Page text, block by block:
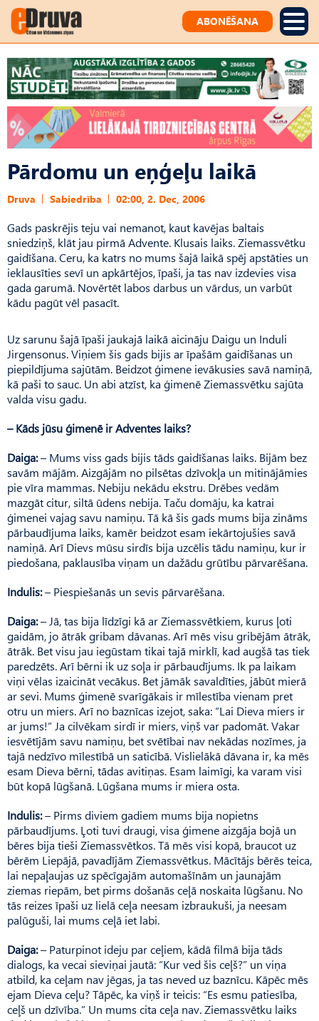
ABONĒŠANA
Pārdomu un eņģeļu laikā
Druva Sabiedrība 02:00, 2. Dec, 2006
Gads paskrējis teju vai nemanot, kaut kavējas baltais
sniedziņš, klāt jau pirmā Advente. Klusais laiks. Ziemassvētku
gaidīšana. Ceru, ka katrs no mums šajā laikā spēj apstāties un
ieklausīties sevī un apkārtējos, īpaši, ja tas nav izdevies visa
gada garumā. Novērtēt labos darbus un vārdus, un varbūt
kādu pagūt vēl pasacīt.
Uz sarunu šajā īpaši jaukajā laikā aicināju Daigu un Induli
Jirgensonus. Viņiem šis gads bijis ar īpašām gaidīšanas un
piepildījuma sajūtām. Beidzot ģimene ievākusies savā namiņā,
kā paši to sauc. Un abi atzīst, ka ģimenē Ziemassvētku sajūta
valda visu gadu.
– Kāds jūsu ģimenē ir Adventes laiks?
Daiga:– Mums viss gads bijis tāds gaidīšanas laiks. Bijām bez
savām mājām. Aizgājām no pilsētas dzīvokļa un mitinājāmies
pie vīra mammas. Nebiju nekādu ekstru. Drēbes vedām
mazgāt citur, siltā ūdens nebija. Taču domāju, ka katrai
ģimenei vajag savu namiņu. Tā kā šis gads mums bija zināms
pārbaudījuma laiks, kamēr beidzot esam iekārtojušies savā
namiņā. Arī Dievs mūsu sirdīs bija uzcēlis tādu namiņu, kur ir
piedošana, paklausība viņam un dažādu grūtību pārvarēšana.
Indulis:– Piespiešanās un sevis pārvarēšana.
Daiga:– Jā, tas bija līdzīgi kā ar Ziemassvētkiem, kurus ļoti
gaidām, jo ātrāk gribam dāvanas. Arī mēs visu gribējām ātrāk,
ātrāk. Bet visu jau iegūstam tikai tajā mirklī, kad augšā tas tiek
paredzēts. Arī bērni ik uz soļa ir pārbaudījums. Ik pa laikam
viņi vēlas izaicināt vecākus. Bet jāmāk savaldīties, jābūt mierā
ar sevi. Mums ģimenē svarīgākais ir mīlestība vienam pret
otru un miers. Arī no baznīcas izejot, saka: “Lai Dieva miers ir
ar jums!” Ja cilvēkam sirdī ir miers, viņš var padomāt. Vakar
iesvētījām savu namiņu, bet svētībai nav nekādas nozīmes, ja
tajā nedzīvo mīlestībā un saticībā. Vislielākā dāvana ir, ka mēs
esam Dieva bērni, tādas avitiņas. Esam laimīgi, ka varam visi
būt kopā lūgšanā. Lūgšana mums ir miera osta.
Indulis:– Pirms diviem gadiem mums bija nopietns
pārbaudījums. Ļoti tuvi draugi, visa ģimene aizgāja bojā un
bēres bija tieši Ziemassvētkos. Tā mēs visi kopā, braucot uz
bērēm Liepājā, pavadījām Ziemassvētkus. Mācītājs bērēs teica,
lai nepaļaujas uz spēcīgajām automašīnām un jaunajām
ziemas riepām, bet pirms došanās ceļā noskaita lūgšanu. No
tās reizes īpaši uz lielā ceļa neesam izbraukuši, ja neesam
palūguši, lai mums ceļā iet labi.
Daiga:– Paturpinot ideju par ceļiem, kādā filmā bija tāds
dialogs, ka vecai sieviņai jautā: “Kur ved šis ceļš?” un viņa
atbild, ka ceļam nav jēgas, ja tas neved uz baznīcu. Kāpēc mēs
ejam Dieva ceļu? Tāpēc, ka viņš ir teicis: “Es esmu patiesība,
ceļš un dzīvība.” Un mums cita ceļa nav. Ziemassvētku laiks